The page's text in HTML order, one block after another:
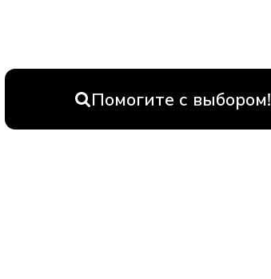
Помогите с выбором!